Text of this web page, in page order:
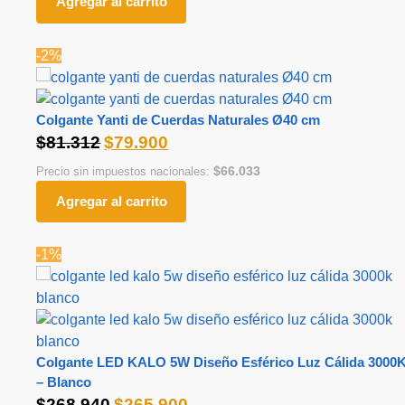
-2%
Colgante Yanti de Cuerdas Naturales Ø40 cm
$81.312$79.900
Precio sin impuestos nacionales:$66.033
Agregar al carrito
-1%
Colgante LED KALO 5W Diseño Esférico Luz Cálida
– Blanco